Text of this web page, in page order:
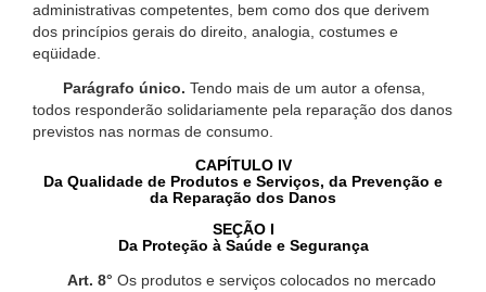
administrativas competentes, bem como dos que derivem
dos princípios gerais do direito, analogia, costumes e
eqüidade.
Parágrafo único. Tendo mais de um autor a ofensa,
todos responderão solidariamente pela reparação dos danos
previstos nas normas de consumo.
CAPÍTULO IV
Da Qualidade de Produtos e Serviços, da Prevenção e
da Reparação dos Danos
SEÇÃO I
Da Proteção à Saúde e Segurança
Art. 8° Os produtos e serviços colocados no mercado